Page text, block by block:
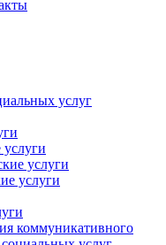
услуг
услуги
услуги
коммуникативного